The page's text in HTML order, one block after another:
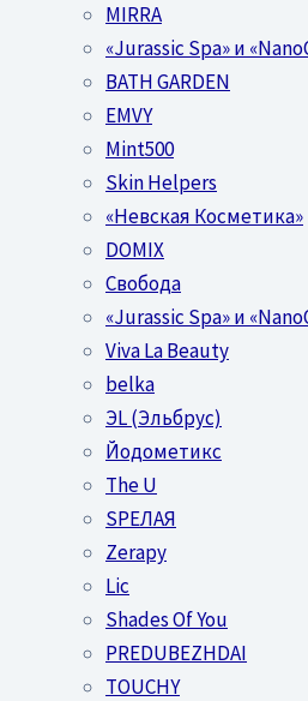
MIRRA
«Jurassic Spa» и
BATH GARDEN
EMVY
Mint500
Skin Helpers
«Невская Косметика»
DOMIX
Свобода
«Jurassic Spa» и
Viva La Beauty
belka
ЭL (Эльбрус)
Йодометикс
The U
SPEЛАЯ
Zerapy
Lic
Shades Of You
PREDUBEZHDAI
TOUCHY